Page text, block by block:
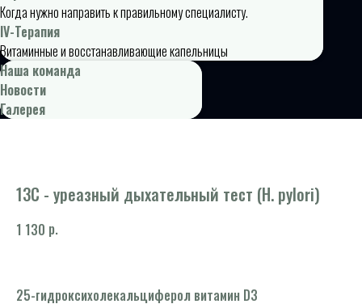
Когда нужно направить к правильному специалисту.
IV-Терапия
Витаминные и восстанавливающие капельницы
Наша команда
Новости
Галерея
13С - уреазный дыхательный тест (H. pylori)
1 130 р.
25-гидроксихолекальциферол витамин D3